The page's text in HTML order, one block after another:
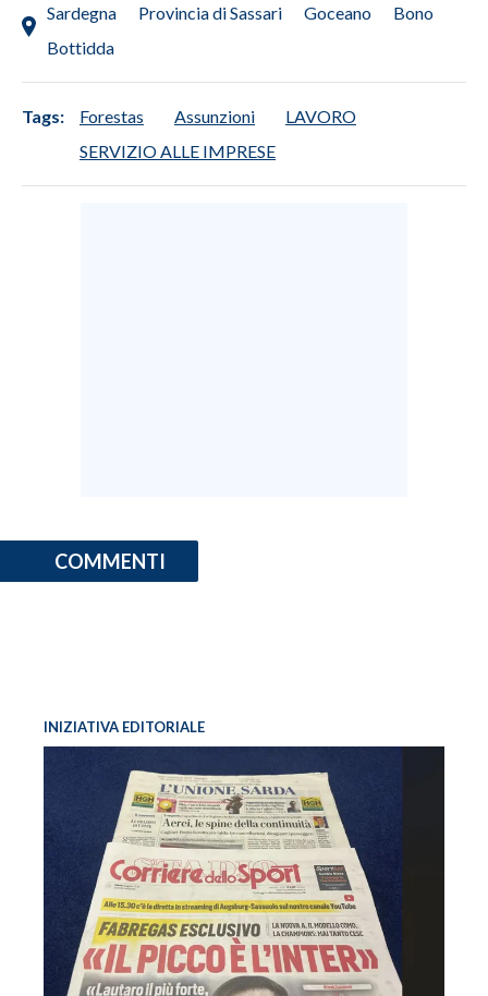
Sardegna Provincia di Sassari Goceano
Bono
Bottidda
Tags: Forestas Assunzioni
LAVORO
SERVIZIO ALLE IMPRESE
COMMENTI
INIZIATIVA EDITORIALE